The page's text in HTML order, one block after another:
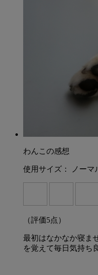
わんこの感想
使用サイズ： ノー
（評価5点）
最初はなかなか寝ま
を覚えて毎日気持ち